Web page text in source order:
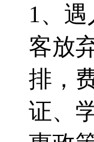
1、
客放
排，
证、